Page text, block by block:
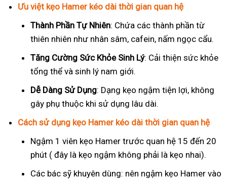
Ưu việt kẹo Hamer kéo dài thời gian quan hệ
Thành Phần Tự Nhiên: Chứa các thành phần từ
thiên nhiên như nhân sâm, cafein, nấm ngọc cẩu.
Tăng Cường Sức Khỏe Sinh Lý: Cải thiện sức khỏe
tổng thể và sinh lý nam giới.
Dễ Dàng Sử Dụng: Dạng kẹo ngậm tiện lợi, không
gây phụ thuộc khi sử dụng lâu dài.
Cách sử dụng kẹo Hamer kéo dài thời gian quan hệ
Ngậm 1 viên kẹo Hamer trước quan hệ 15 đến 20
phút ( đây là kẹo ngậm không phải là kẹo nhai).
Các bác sỹ khuyên dùng: nên ngậm kẹo Hamer vào